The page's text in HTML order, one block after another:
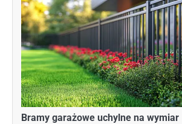
Bramy garażowe uchylne na wymiar